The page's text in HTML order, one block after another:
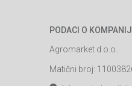
PODACI O KOMPANIJI
Agromarket d.o.o.
Matični broj: